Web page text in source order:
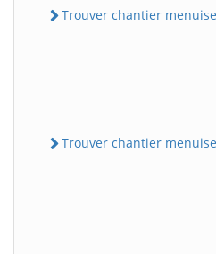
Trouver chantier
Trouver chantier